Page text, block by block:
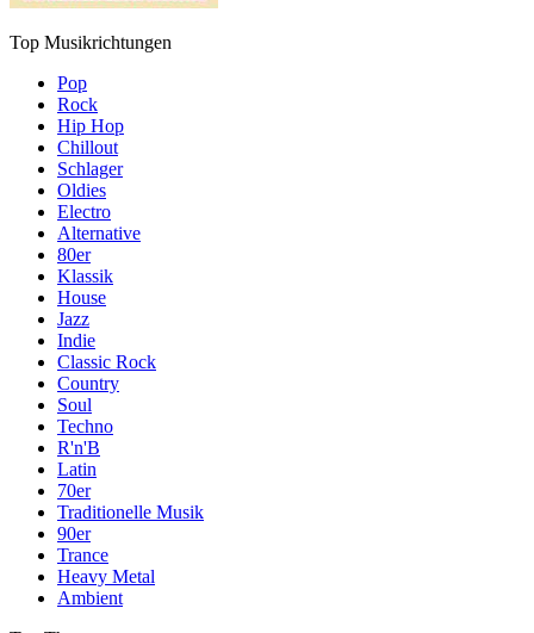
Top Musikrichtungen
Pop
Rock
Hip Hop
Chillout
Schlager
Oldies
Electro
Alternative
80er
Klassik
House
Jazz
Indie
Classic Rock
Country
Soul
Techno
R'n'B
Latin
70er
Traditionelle Musik
90er
Trance
Heavy Metal
Ambient